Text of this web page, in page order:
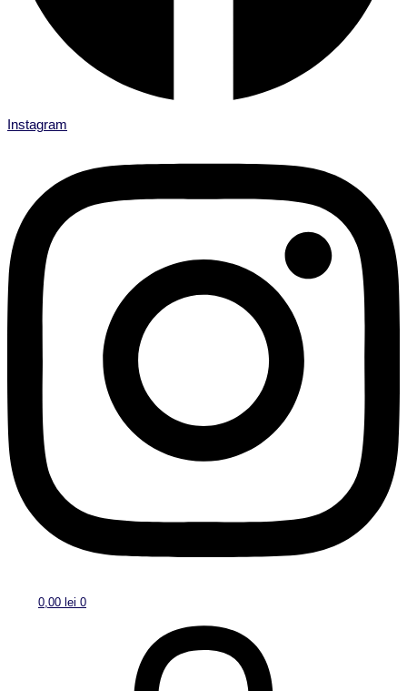
Instagram
0,00 lei 0